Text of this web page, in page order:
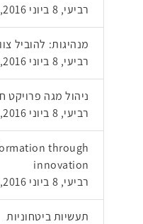
רביעי, 8 ביוני 2016, 13:00
מנהיגות: להוביל
רביעי, 8 ביוני 2016, 09:30
ניהול מגה פרויקט
רביעי, 8 ביוני 2016, 15:30
through
innovation
רביעי, 8 ביוני 2016, 13:30
תעשיות ביטחוניות